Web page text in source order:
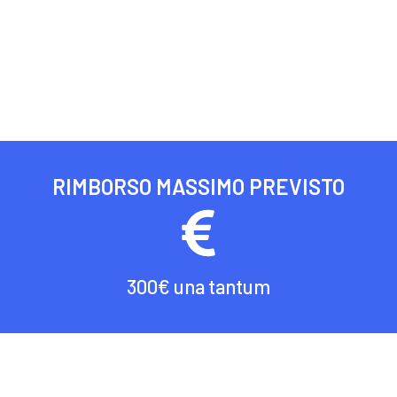
RIMBORSO MASSIMO PREVISTO
300€ una tantum